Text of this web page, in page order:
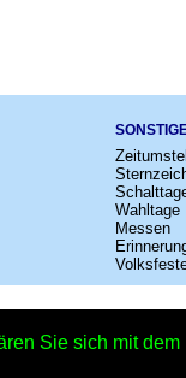
Sie sich mit
Wahltage
Messen
© 2026 Kleiner